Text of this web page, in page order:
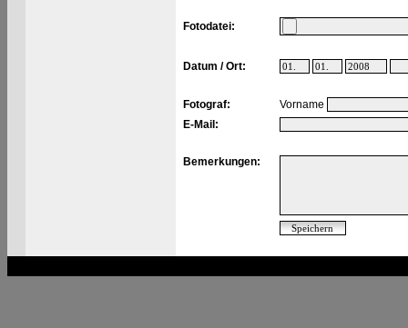
Fotodatei:
Datum / Ort:
Fotograf:
Vorname
E-Mail:
Bemerkungen: